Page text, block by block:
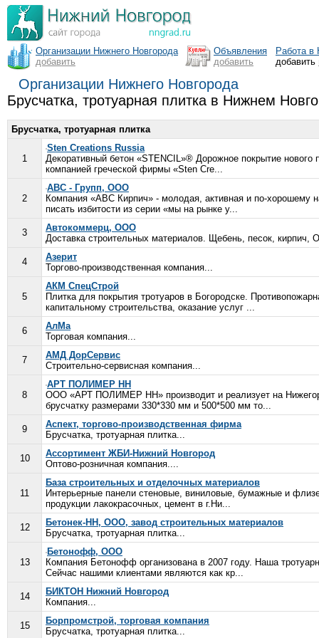
Организации Нижнего Новгорода
добавить
Объявления
добавить
Работа в
добавить
Организации Нижнего Новгорода
Брусчатка, тротуарная плитка в Нижнем
Брусчатка, тротуарная плитка
1
Sten Creations Russia
Декоративный бетон «STENCIL»® Дорожное покрытие
компанией греческой фирмы «Sten Cre...
2
АВС - Групп, ООО
Компания «АВС Кирпич» - молодая, активная и по-хорошему
писать избитости из серии «мы на рынке у...
3
Автокоммерц, ООО
Доставка строительных материалов. Щебень, песок, кирпич,
4
Азерит
Торгово-производственная компания...
5
АКМ СпецСтрой
Плитка для покрытия тротуаров в Богородске.
капитальному строительства, оказание услуг ...
6
АлМа
Торговая компания...
7
АМД ДорСервис
Строительно-сервисная компания...
8
АРТ ПОЛИМЕР НН
ООО «АРТ ПОЛИМЕР НН» производит и реализует на
брусчатку размерами 330*330 мм и 500*500 мм то...
9
Аспект, торгово-производственная фирма
Брусчатка, тротуарная плитка...
10
Ассортимент ЖБИ-Нижний Новгород
Оптово-розничная компания....
11
База строительных и отделочных материалов
Интерьерные панели стеновые, виниловые, бумажные и
продукции лакокрасочных, цемент в г.Ни...
12
Бетонек-НН, ООО, завод строительных материалов
Брусчатка, тротуарная плитка...
13
Бетонофф, ООО
Компания Бетонофф организована в 2007 году. Наша
Сейчас нашими клиентами являются как кр...
14
БИКТОН Нижний Новгород
Компания...
15
Борпромстрой, торговая компания
Брусчатка, тротуарная плитка...